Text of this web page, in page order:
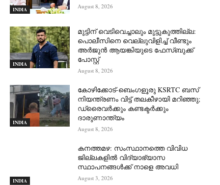
INDIA August 8, 2026
INDIA
മുട്ടിന് വെടിവെച്ചാലും മുട്ടുകുത്തില്ല:
പൊലീസിനെ വെല്ലുവിളിച്ച് വീണ്ടും
അർജുൻ ആയങ്കിയുടെ ഫേസ്ബുക്ക്
പോസ്റ്റ്
August 8, 2026
INDIA
കോഴിക്കോട്-ബെംഗളൂരു KSRTC ബസ്
നിയന്ത്രണം വിട്ട് തലകീഴായി മറിഞ്ഞു;
ഡ്രെെവർക്കും കണ്ടക്ടർക്കും
ദാരുണാന്ത്യം
August 8, 2026
INDIA
കനത്തമഴ: സംസ്ഥാനത്തെ വിവിധ
ജില്ലകളിൽ വിദ്യാഭ്യാസ
സ്ഥാപനങ്ങൾക്ക് നാളെ അവധി
August 3, 2026